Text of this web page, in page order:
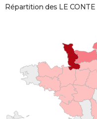
Répartition des LE